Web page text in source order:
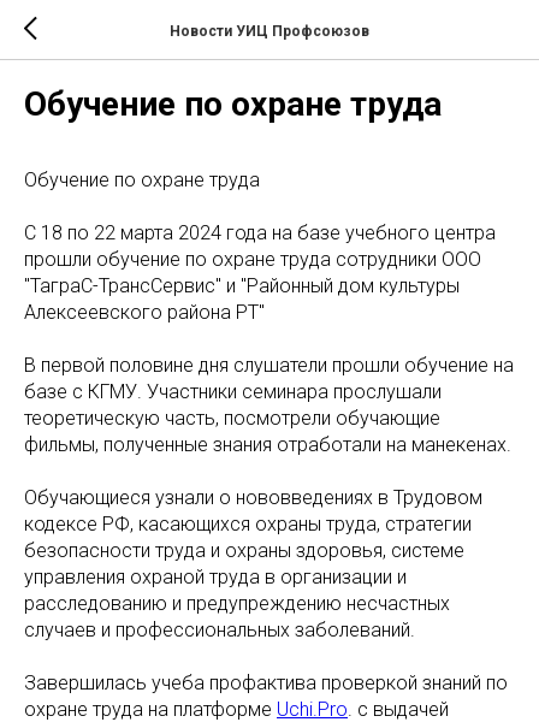
Новости УИЦ Профсоюзов
Обучение по охране труда
Обучение по охране труда
С 18 по 22 марта 2024 года на базе учебного центра
прошли обучение по охране труда сотрудники ООО
"ТаграС-ТрансСервис" и "Районный дом культуры
Алексеевского района РТ"
В первой половине дня слушатели прошли обучение на
базе с КГМУ. Участники семинара прослушали
теоретическую часть, посмотрели обучающие
фильмы, полученные знания отработали на манекенах.
Обучающиеся узнали о нововведениях в Трудовом
кодексе РФ, касающихся охраны труда, стратегии
безопасности труда и охраны здоровья, системе
управления охраной труда в организации и
расследованию и предупреждению несчастных
случаев и профессиональных заболеваний.
Завершилась учеба профактива проверкой знаний по
охране труда на платформе Uchi.Pro. с выдачей